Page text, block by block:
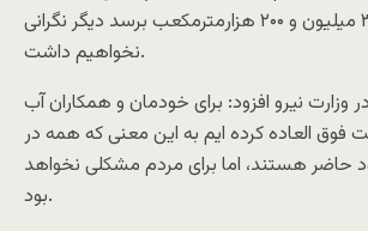
مصرف روزانه به ۳ میلیون و ۲۰۰ هزارمترمکعب برسد دیگر نگرانی
نخواهیم داشت.
نیرو افزود: برای خودمان و همکاران آب
فوق العاده کرده ایم به این معنی که همه در
حاضر هستند، اما برای مردم مشکلی نخواهد
بود.